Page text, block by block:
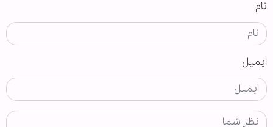
نام
ایمیل